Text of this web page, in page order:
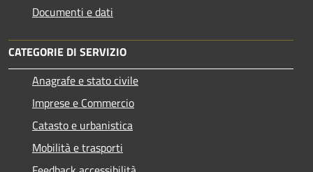
Documenti e dati
CATEGORIE DI SERVIZIO
Anagrafe e stato civile
Imprese e Commercio
Catasto e urbanistica
Mobilità e trasporti